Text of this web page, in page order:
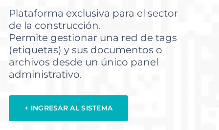
Plataforma exclusiva para el sector
de la construcción.
Permite gestionar una red de tags
(etiquetas) y sus documentos o
archivos desde un único panel
administrativo.
+ INGRESAR AL SISTEMA